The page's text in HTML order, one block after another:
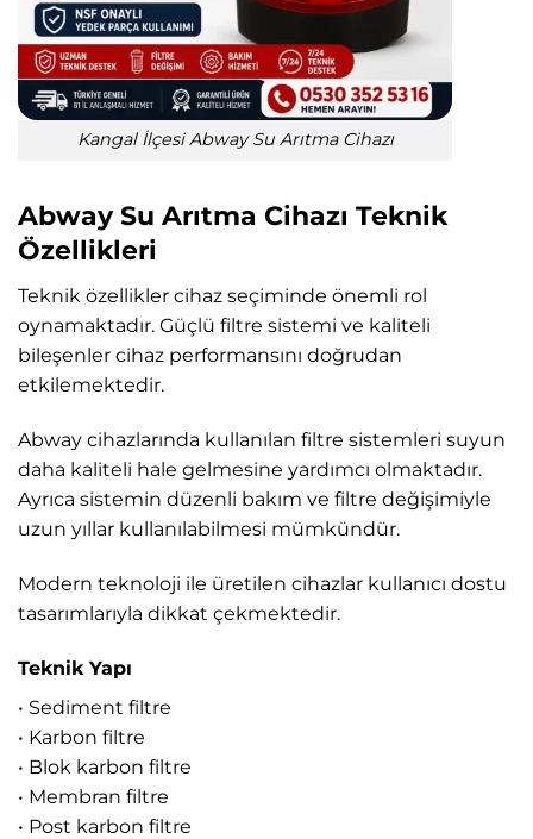
Kangal İlçesi Abway Su Arıtma Cihazı
Abway Su Arıtma Cihazı Teknik
Özellikleri
Teknik özellikler cihaz seçiminde önemli rol
oynamaktadır. Güçlü filtre sistemi ve kaliteli
bileşenler cihaz performansını doğrudan
etkilemektedir.
Abway cihazlarında kullanılan filtre sistemleri suyun
daha kaliteli hale gelmesine yardımcı olmaktadır.
Ayrıca sistemin düzenli bakım ve filtre değişimiyle
uzun yıllar kullanılabilmesi mümkündür.
Modern teknoloji ile üretilen cihazlar kullanıcı dostu
tasarımlarıyla dikkat çekmektedir.
Teknik Yapı
• Sediment filtre
• Karbon filtre
• Blok karbon filtre
• Membran filtre
• Post karbon filtre